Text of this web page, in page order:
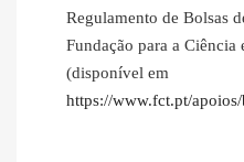
Regulamento de Bolsas
Fundação para a Ciência
(disponível em
https://www.fct.pt/